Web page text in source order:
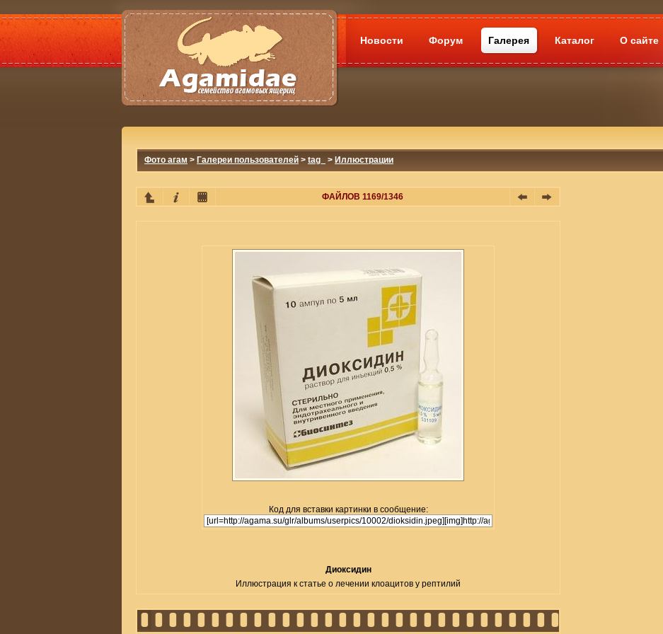
Новости Форум Галерея Каталог О сайте
Фото агам > Галереи пользователей > tag_ > Иллюстрации
ФАЙЛОВ 1169/1346
Код для вставки картинки в сообщение:
Диоксидин
Иллюстрация к статье о лечении клоацитов у рептилий